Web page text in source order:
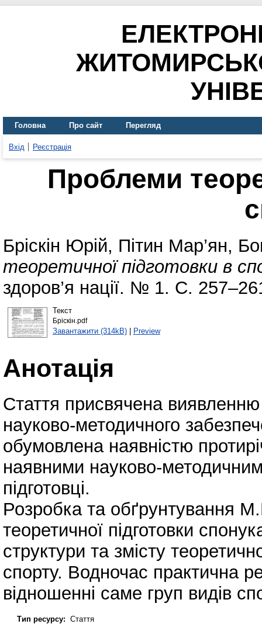
Головна Про сайт Перегляд
Вхід Реєстрація
Проблеми
Бріскін Юрій, Пітин Мар’ян,
теоретичної підготовки в
здоров’я нації. № 1. С.
Текст
Бріскін.pdf
Завантажити (314kB)| Preview
Анотація
Стаття присвячена
науково-методичного
обумовлена наявністю
наявними науково-
підготовці.
Розробка та обґрунтування
теоретичної підготовки
структури та змісту
спорту. Водночас практична
відношенні саме груп видів
Тип ресурсу: Стаття